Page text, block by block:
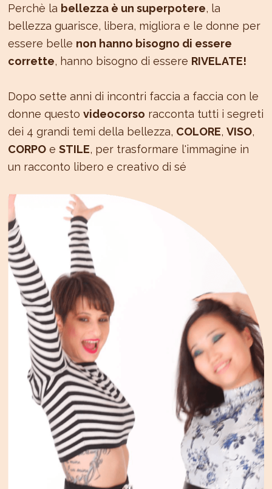
Perchè la bellezza è un superpotere, la
bellezza guarisce, libera, migliora e le donne per
essere belle non hanno bisogno di essere
corrette, hanno bisogno di essere RIVELATE!
Dopo sette anni di incontri faccia a faccia con le
donne questovideocorso racconta tutti i segreti
dei 4 grandi temi della bellezza, COLORE,VISO,
CORPO eSTILE, per trasformare l'immagine in
un racconto libero e creativo di sé